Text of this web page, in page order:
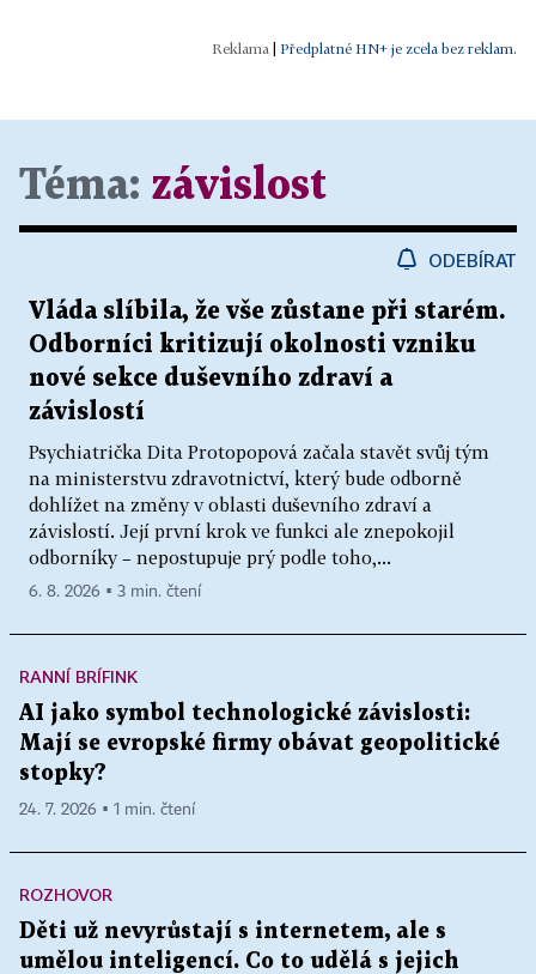
| Předplatné HN+ je zcela bez reklam.
Téma: závislost
ODEBÍRAT
Vláda slíbila, že vše zůstane při starém.
Odborníci kritizují okolnosti vzniku
nové sekce duševního zdraví a
závislostí
Psychiatrička Dita Protopopová začala stavět svůj tým
na ministerstvu zdravotnictví, který bude odborně
dohlížet na změny v oblasti duševního zdraví a
závislostí. Její první krok ve funkci ale znepokojil
odborníky – nepostupuje prý podle toho,...
6. 8. 2026 ▪ 3 min. čtení
RANNÍ BRÍFINK
AI jako symbol technologické závislosti:
Mají se evropské firmy obávat geopolitické
stopky?
24. 7. 2026 ▪ 1 min. čtení
ROZHOVOR
Děti už nevyrůstají s internetem, ale s
umělou inteligencí. Co to udělá s jejich